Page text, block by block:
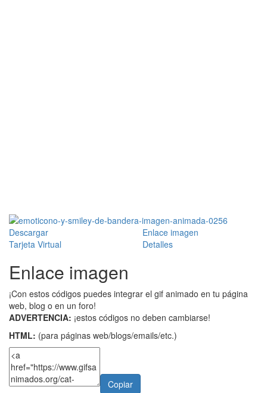
Descargar
Enlace imagen
Tarjeta Virtual
Detalles
Enlace imagen
¡Con estos códigos puedes integrar el gif animado en tu página
web, blog o en un foro!
ADVERTENCIA: ¡estos códigos no deben cambiarse!
HTML: (para páginas web/blogs/emails/etc.)
Copiar